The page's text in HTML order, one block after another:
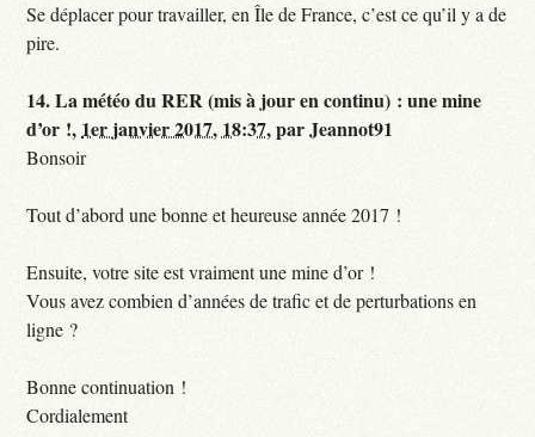
Se déplacer pour travailler, en Île de France, c’est ce qu’il y a de
pire.
14.La météo du RER (mis à jour en continu) : une mine
d’or !, 1er janvier 2017, 18:37,parJeannot91
Bonsoir
Tout d’abord une bonne et heureuse année 2017 !
Ensuite, votre site est vraiment une mine d’or !
Vous avez combien d’années de trafic et de perturbations en
ligne ?
Bonne continuation !
Cordialement